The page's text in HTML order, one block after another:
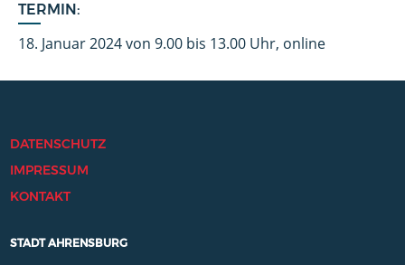
TERMIN:
18. Januar 2024 von 9.00 bis 13.00 Uhr, online
DATENSCHUTZ
IMPRESSUM
KONTAKT
STADT AHRENSBURG